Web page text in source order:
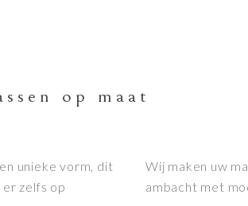
op maat
unieke vorm, dit
zelfs op
Wij maken uw
ambacht met